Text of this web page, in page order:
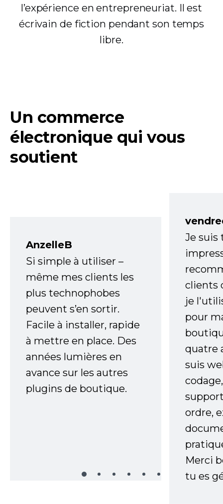
l’expérience en entrepreneuriat. Il est
écrivain de fiction pendant son temps
libre.
Un commerce
électronique qui vous
soutient
AnzelleB
Si simple à utiliser –
même mes clients les
plus technophobes
peuvent s’en sortir.
Facile à installer, rapide
à mettre en place. Des
années lumières en
avance sur les autres
plugins de boutique.
Je
clients
je
pour
quatre
suis
ordre,
Merci
tu es